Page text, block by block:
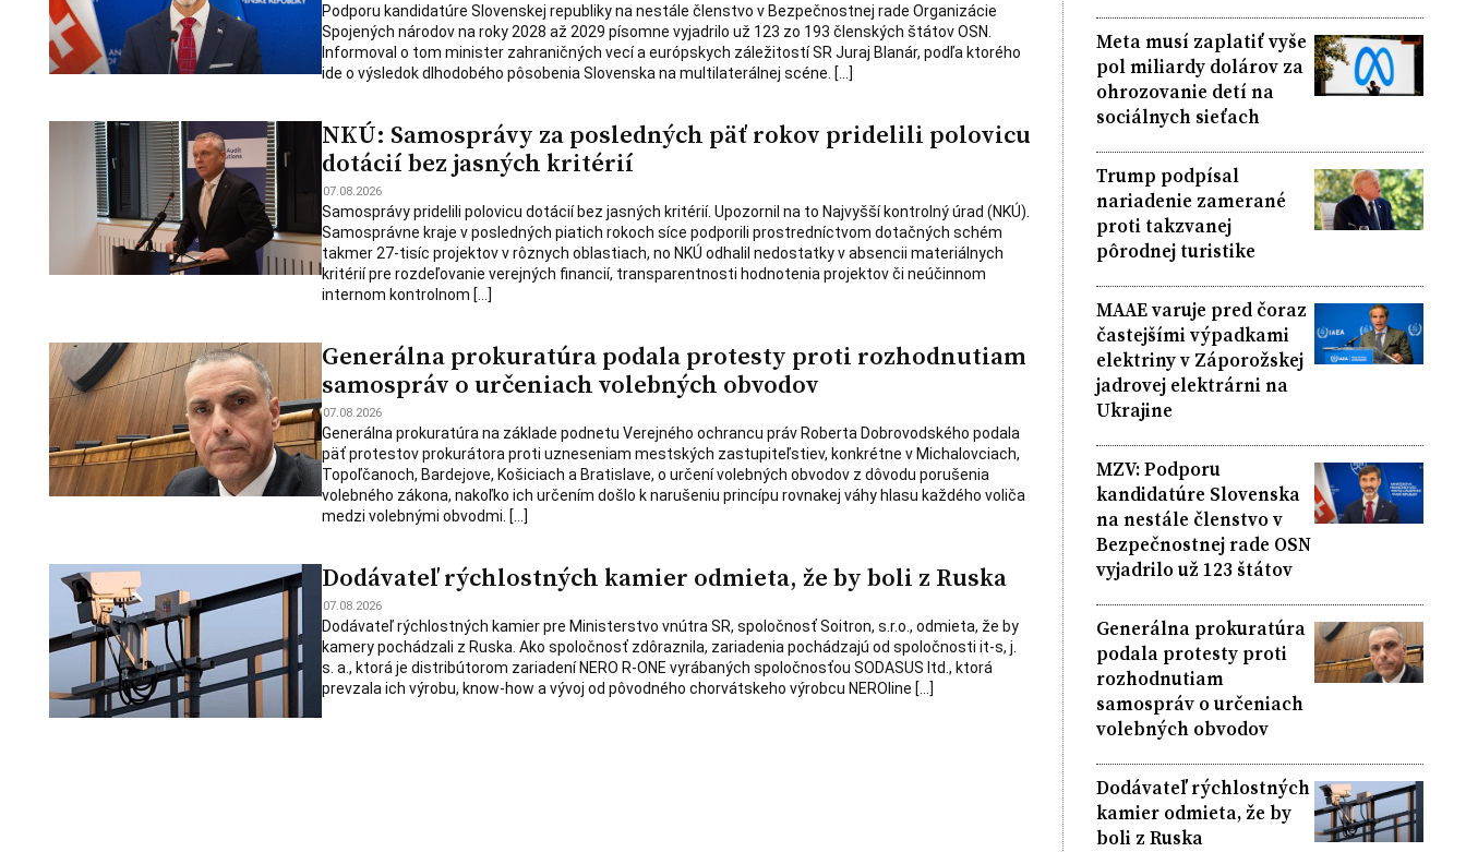
Podporu kandidatúre Slovenskej republiky na nestále členstvo v Bezpečnostnej rade Organizácie
Spojených národov na roky 2028 až 2029 písomne vyjadrilo už 123 zo 193 členských štátov OSN.
Informoval o tom minister zahraničných vecí a európskych záležitostí SR Juraj Blanár, podľa ktorého
ide o výsledok dlhodobého pôsobenia Slovenska na multilaterálnej scéne. […]
NKÚ: Samosprávy za posledných päť rokov pridelili polovicu
dotácií bez jasných kritérií
07.08.2026
Samosprávy pridelili polovicu dotácií bez jasných kritérií. Upozornil na to Najvyšší kontrolný úrad (NKÚ).
Samosprávne kraje v posledných piatich rokoch síce podporili prostredníctvom dotačných schém
takmer 27-tisíc projektov v rôznych oblastiach, no NKÚ odhalil nedostatky v absencii materiálnych
kritérií pre rozdeľovanie verejných financií, transparentnosti hodnotenia projektov či neúčinnom
internom kontrolnom […]
Generálna prokuratúra podala protesty proti rozhodnutiam
samospráv o určeniach volebných obvodov
07.08.2026
Generálna prokuratúra na základe podnetu Verejného ochrancu práv Roberta Dobrovodského podala
päť protestov prokurátora proti uzneseniam mestských zastupiteľstiev, konkrétne v Michalovciach,
Topoľčanoch, Bardejove, Košiciach a Bratislave, o určení volebných obvodov z dôvodu porušenia
volebného zákona, nakoľko ich určením došlo k narušeniu princípu rovnakej váhy hlasu každého voliča
medzi volebnými obvodmi. […]
Dodávateľ rýchlostných kamier odmieta, že by boli z Ruska
07.08.2026
Dodávateľ rýchlostných kamier pre Ministerstvo vnútra SR, spoločnosť Soitron, s.r.o., odmieta, že by
kamery pochádzali z Ruska. Ako spoločnosť zdôraznila, zariadenia pochádzajú od spoločnosti it-s, j.
s. a., ktorá je distribútorom zariadení NERO R-ONE vyrábaných spoločnosťou SODASUS ltd., ktorá
prevzala ich výrobu, know-how a vývoj od pôvodného chorvátskeho výrobcu NEROline […]
Meta musí zaplatiť vyše
pol miliardy dolárov za
ohrozovanie detí na
sociálnych sieťach
Trump podpísal
nariadenie zamerané
proti takzvanej
pôrodnej turistike
MAAE varuje pred čoraz
častejšími výpadkami
elektriny v Záporožskej
jadrovej elektrárni na
Ukrajine
MZV: Podporu
kandidatúre Slovenska
na nestále členstvo v
Bezpečnostnej rade OSN
vyjadrilo už 123 štátov
Generálna prokuratúra
podala protesty proti
rozhodnutiam
samospráv o určeniach
volebných obvodov
Dodávateľ rýchlostných
kamier odmieta, že by
boli z Ruska